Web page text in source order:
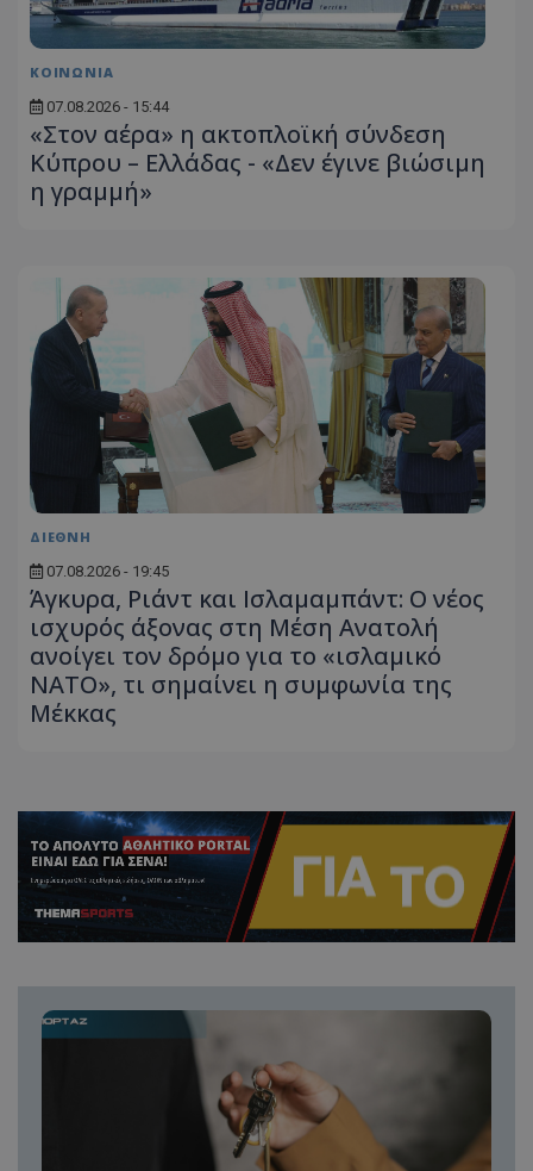
ΚΟΙΝΩΝΙΑ
07.08.2026 - 15:44
«Στον αέρα» η ακτοπλοϊκή σύνδεση
Κύπρου – Ελλάδας - «Δεν έγινε βιώσιμη
η γραμμή»
ΔΙΕΘΝΗ
07.08.2026 - 19:45
Άγκυρα, Ριάντ και Ισλαμαμπάντ: Ο νέος
ισχυρός άξονας στη Μέση Ανατολή
ανοίγει τον δρόμο για το «ισλαμικό
ΝΑΤΟ», τι σημαίνει η συμφωνία της
Μέκκας